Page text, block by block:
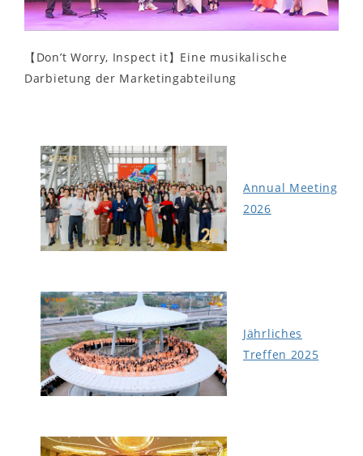
【Don’t Worry, Inspect it】Eine musikalische
Darbietung der Marketingabteilung
Annual Meeting
2026
Jährliches
Treffen 2025